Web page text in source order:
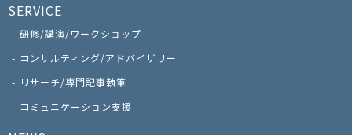
SERVICE
研修/講演/ワークショップ
コンサルティング/アドバイザリー
リサーチ/専門記事執筆
コミュニケーション支援